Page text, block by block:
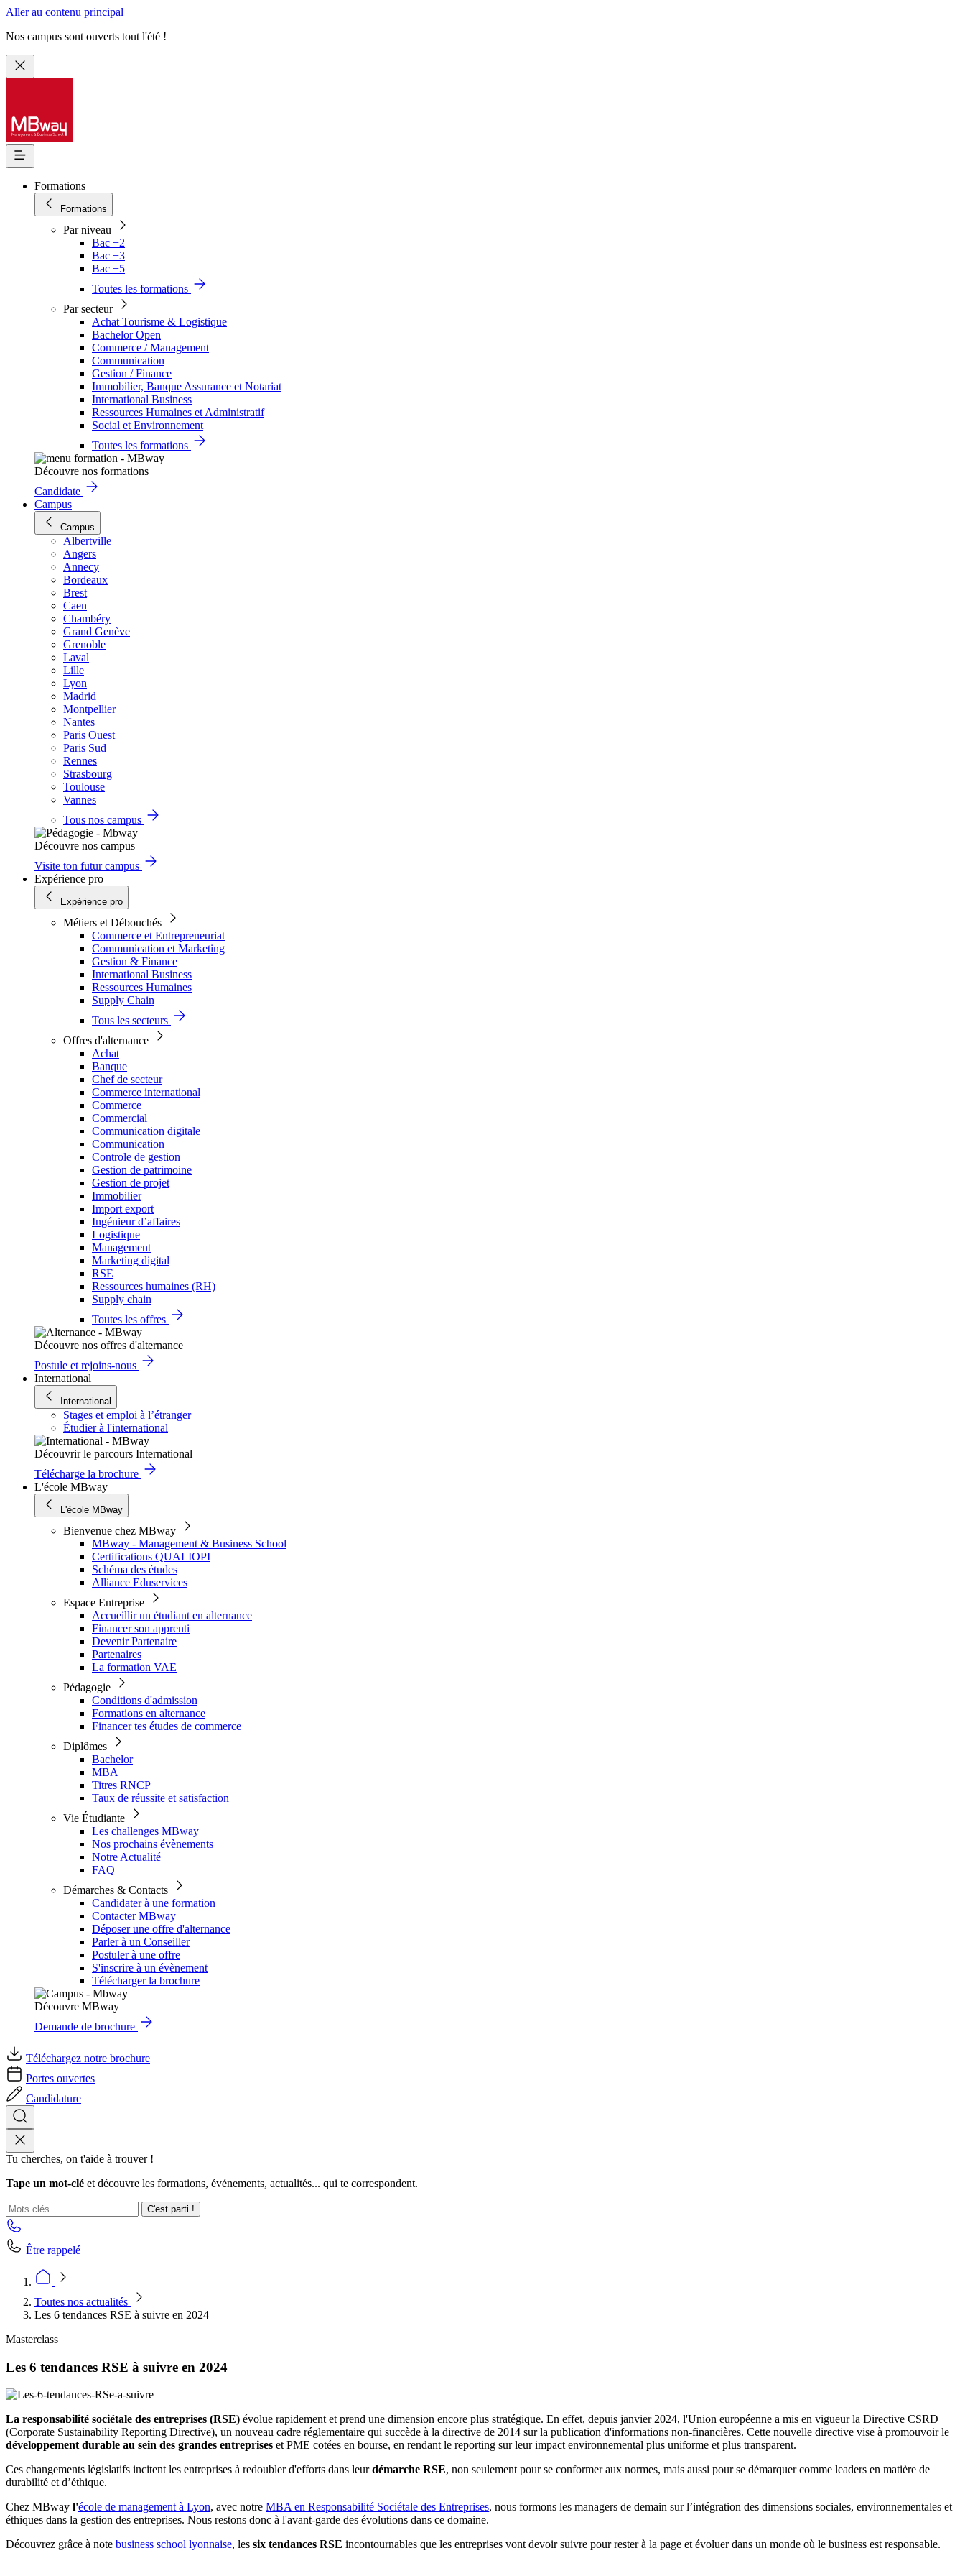
Aller au contenu principal
Nos campus sont ouverts tout l'été !
Formations
Formations
Par niveau
Bac +2
Bac +3
Bac +5
Toutes les formations
Par secteur
Achat Tourisme & Logistique
Bachelor Open
Commerce / Management
Communication
Gestion / Finance
Immobilier, Banque Assurance et Notariat
International Business
Ressources Humaines et Administratif
Social et Environnement
Toutes les formations
Découvre nos formations
Candidate
Campus
Campus
Albertville
Angers
Annecy
Bordeaux
Brest
Caen
Chambéry
Grand Genève
Grenoble
Laval
Lille
Lyon
Madrid
Montpellier
Nantes
Paris Ouest
Paris Sud
Rennes
Strasbourg
Toulouse
Vannes
Tous nos campus
Découvre nos campus
Visite ton futur campus
Expérience pro
Expérience pro
Métiers et Débouchés
Commerce et Entrepreneuriat
Communication et Marketing
Gestion & Finance
International Business
Ressources Humaines
Supply Chain
Tous les secteurs
Offres d'alternance
Achat
Banque
Chef de secteur
Commerce international
Commerce
Commercial
Communication digitale
Communication
Controle de gestion
Gestion de patrimoine
Gestion de projet
Immobilier
Import export
Ingénieur d’affaires
Logistique
Management
Marketing digital
RSE
Ressources humaines (RH)
Supply chain
Toutes les offres
Découvre nos offres d'alternance
Postule et rejoins-nous
International
International
Stages et emploi à l’étranger
Étudier à l'international
Découvrir le parcours International
Télécharge la brochure
L'école MBway
L'école MBway
Bienvenue chez MBway
MBway - Management & Business School
Certifications QUALIOPI
Schéma des études
Alliance Eduservices
Espace Entreprise
Accueillir un étudiant en alternance
Financer son apprenti
Devenir Partenaire
Partenaires
La formation VAE
Pédagogie
Conditions d'admission
Formations en alternance
Financer tes études de commerce
Diplômes
Bachelor
MBA
Titres RNCP
Taux de réussite et satisfaction
Vie Étudiante
Les challenges MBway
Nos prochains évènements
Notre Actualité
FAQ
Démarches & Contacts
Candidater à une formation
Contacter MBway
Déposer une offre d'alternance
Parler à un Conseiller
Postuler à une offre
S'inscrire à un évènement
Télécharger la brochure
Découvre MBway
Demande de brochure
Téléchargez notre brochure
Portes ouvertes
Candidature
Tu cherches, on t'aide à trouver !
Tape un mot-clé et découvre les formations, événements, actualités... qui te correspondent.
C'est parti !
Être rappelé
Toutes nos actualités
Les 6 tendances RSE à suivre en 2024
Masterclass
Les 6 tendances RSE à suivre en 2024
La responsabilité sociétale des entreprises (RSE) évolue rapidement et prend une dimension encore plus stratégique. En effet, depuis janvier 2024, l'Union européenne a mis en vigueur la Directive CSRD
(Corporate Sustainability Reporting Directive), un nouveau cadre réglementaire qui succède à la directive de 2014 sur la publication d'informations non-financières. Cette nouvelle directive vise à promouvoir le
développement durable au sein des grandes entreprises et PME cotées en bourse, en rendant le reporting sur leur impact environnemental plus uniforme et plus transparent.
Ces changements législatifs incitent les entreprises à redoubler d'efforts dans leurdémarche RSE, non seulement pour se conformer aux normes, mais aussi pour se démarquer comme leaders en matière de
durabilité et d’éthique.
Chez MBway l'école de management à Lyon, avec notre MBA en Responsabilité Sociétale des Entreprises, nous formons les managers de demain sur l’intégration des dimensions sociales, environnementales et
éthiques dans la gestion des entreprises. Nous restons donc à l'avant-garde des évolutions dans ce domaine.
Découvrez grâce à note business school lyonnaise, les six tendances RSE incontournables que les entreprises vont devoir suivre pour rester à la page et évoluer dans un monde où le business est responsable.